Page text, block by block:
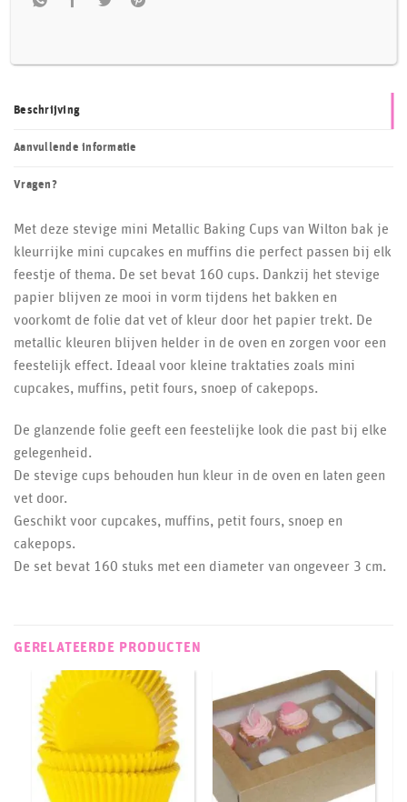
Beschrijving
Aanvullende informatie
Vragen?
Met deze stevige mini Metallic Baking Cups van Wilton bak je
kleurrijke mini cupcakes en muffins die perfect passen bij elk
feestje of thema. De set bevat 160 cups. Dankzij het stevige
papier blijven ze mooi in vorm tijdens het bakken en
voorkomt de folie dat vet of kleur door het papier trekt. De
metallic kleuren blijven helder in de oven en zorgen voor een
feestelijk effect. Ideaal voor kleine traktaties zoals mini
cupcakes, muffins, petit fours, snoep of cakepops.
De glanzende folie geeft een feestelijke look die past bij elke
gelegenheid.
De stevige cups behouden hun kleur in de oven en laten geen
vet door.
Geschikt voor cupcakes, muffins, petit fours, snoep en
cakepops.
De set bevat 160 stuks met een diameter van ongeveer 3 cm.
GERELATEERDE PRODUCTEN